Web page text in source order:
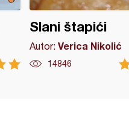
Slani štapići
Autor: Verica Nikolić
14846